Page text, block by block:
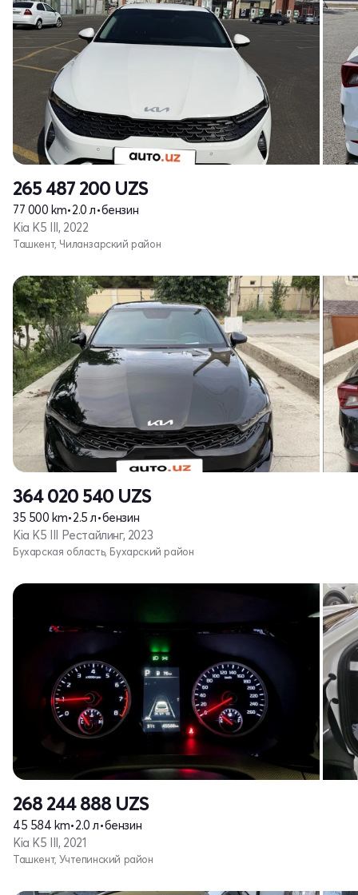
265 487 200 UZS
77 000 km•2.0 л•бензин
Kia K5 III, 2022
Ташкент, Чиланзарский район
364 020 540 UZS
35 500 km•2.5 л•бензин
Kia K5 III Рестайлинг, 2023
Бухарская область, Бухарский район
268 244 888 UZS
45 584 km•2.0 л•бензин
Kia K5 III, 2021
Ташкент, Учтепинский район